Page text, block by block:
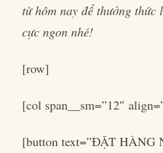
từ hôm nay để thưởng thức
cực ngon nhé!
[row]
[col span__sm=”12″
[button text=”ĐẶT HÀNG